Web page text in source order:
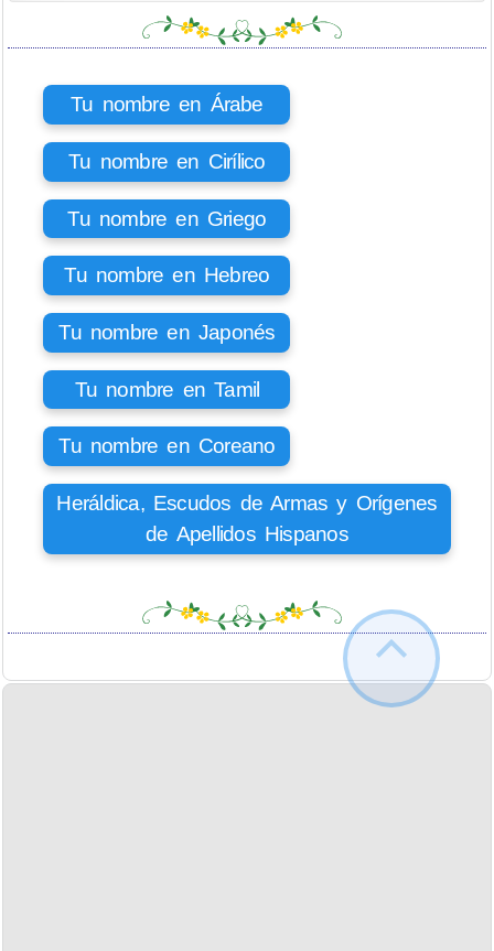
Tu nombre en Árabe
Tu nombre en Cirílico
Tu nombre en Griego
Tu nombre en Hebreo
Tu nombre en Japonés
Tu nombre en Tamil
Tu nombre en Coreano
Heráldica, Escudos de Armas y Orígenes
de Apellidos Hispanos